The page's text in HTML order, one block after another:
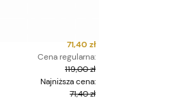
71,40 zł
Cena regularna:
119,00 zł
Najniższa cena:
71,40 zł